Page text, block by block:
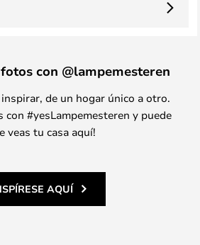
con @lampemesteren
de un hogar único a otro.
con #yesLampemesteren y puede
veas tu casa aquí!
AQUÍ